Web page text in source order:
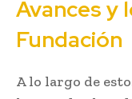
Avances y
Fundación
A lo largo de